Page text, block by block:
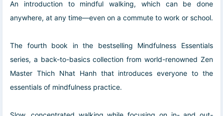
An introduction to mindful walking, which can be done
anywhere, at any time—even on a commute to work or school.
The fourth book in the bestselling Mindfulness Essentials
series, a back-to-basics collection from world-renowned Zen
Master Thich Nhat Hanh that introduces everyone to the
essentials of mindfulness practice.